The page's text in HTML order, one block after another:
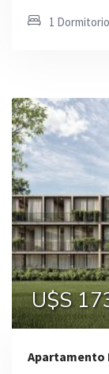
1
U$S
Apartamento